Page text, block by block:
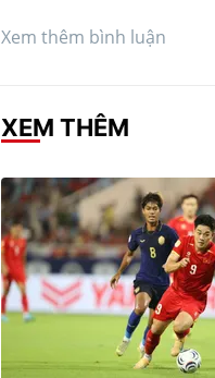
Xem thêm bình luận
XEM THÊM